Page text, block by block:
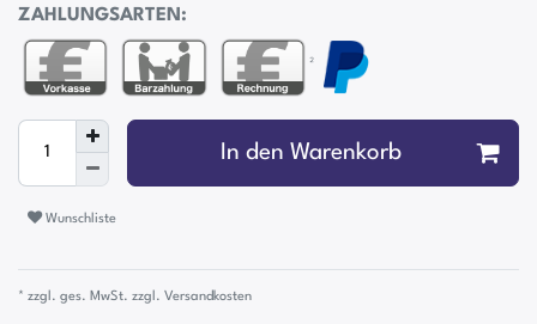
ZAHLUNGSARTEN:
²
In den Warenkorb
Wunschliste
* zzgl. ges. MwSt. zzgl. Versandkosten